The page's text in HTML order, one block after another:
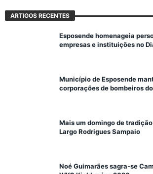
ARTIGOS RECENTES
Esposende homenageia
empresas e instituições no
Município de Esposende
corporações de bombeiros
Mais um domingo de
Largo Rodrigues Sampaio
Noé Guimarães sagra-se